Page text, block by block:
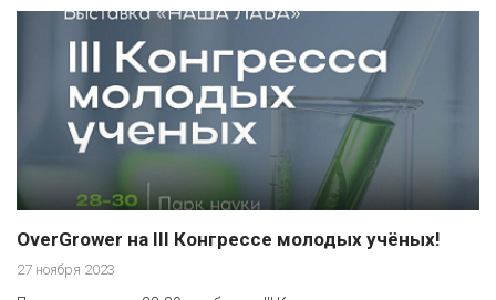
OverGrower на III Конгрессе молодых учёных!
27 ноября 2023